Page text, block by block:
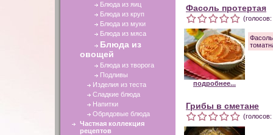
Блюда из яиц
Блюда из круп
Блюда из муки
Блюда из мяса
Блюда из
овощей
Блюда из творога
Подливы
Изделия из теста
Сладкие блюда
Напитки
Обрядовые блюда
Частная коллекция
рецептов
Фасоль протертая
подробнее...
Грибы в сметане